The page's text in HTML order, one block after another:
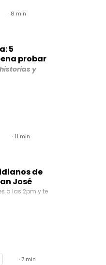
· 8 min
5
probar
y
· 11 min
de
José
a las 2pm y te
· 7 min